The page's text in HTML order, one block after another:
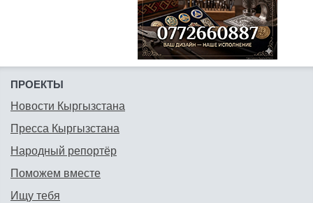
ПРОЕКТЫ
Новости Кыргызстана
Пресса Кыргызстана
Народный репортёр
Поможем вместе
Ищу тебя